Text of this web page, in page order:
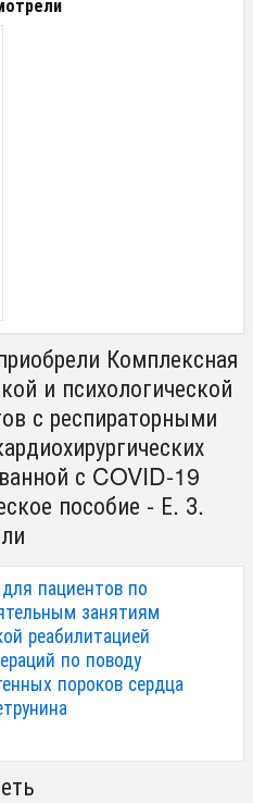
Комплексная
и психологической
с респираторными
с COVID-19
пособие - Е. З.
пациентов по
занятиям
реабилитацией
по поводу
пороков сердца